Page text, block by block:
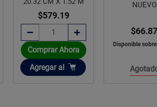
NUEVO
$66.87
Disponible sobre pedido
Agotado
$121.80
Comprar
Añadir
Agregaral